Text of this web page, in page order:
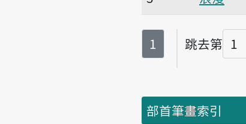
第
1 跳去第
頁碼
部首筆畫索引